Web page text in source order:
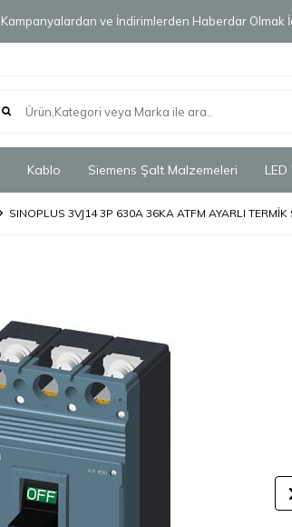
Kampanyalardan ve İndirimlerden Haberdar Olmak
Kablo Siemens Şalt Malzemeleri LED
SINOPLUS 3VJ14 3P 630A 36KA ATFM AYARLI